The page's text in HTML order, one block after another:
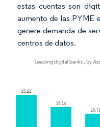
estas cuentas son
aumento de las PYME
genere demanda de
centros de datos.